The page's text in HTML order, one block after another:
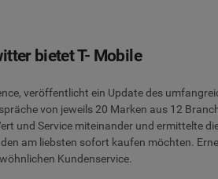
bietet T- Mobile
veröffentlicht ein Update des
von jeweils 20 Marken aus 12
und Service miteinander und ermittelte
am liebsten sofort kaufen möchten.
Kundenservice.